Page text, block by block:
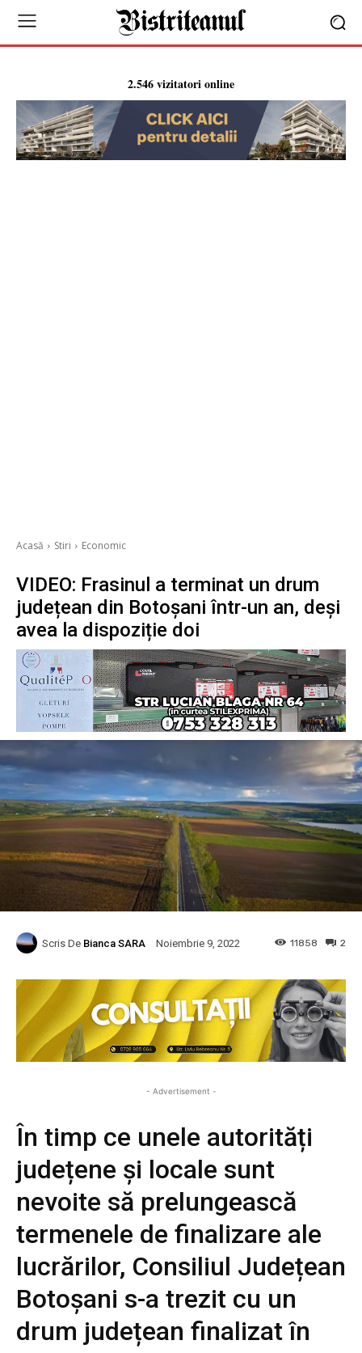
2.546 vizitatori online
Acasă Stiri Economic
VIDEO: Frasinul a terminat un drum
județean din Botoșani într-un an, deși
avea la dispoziție doi
Scris De Bianca SARA Noiembrie 9, 2022 2
11858
- Advertisement -
În timp ce unele autorități
județene și locale sunt
nevoite să prelungească
termenele de finalizare ale
lucrărilor, Consiliul Județean
Botoșani s-a trezit cu un
drum județean finalizat în